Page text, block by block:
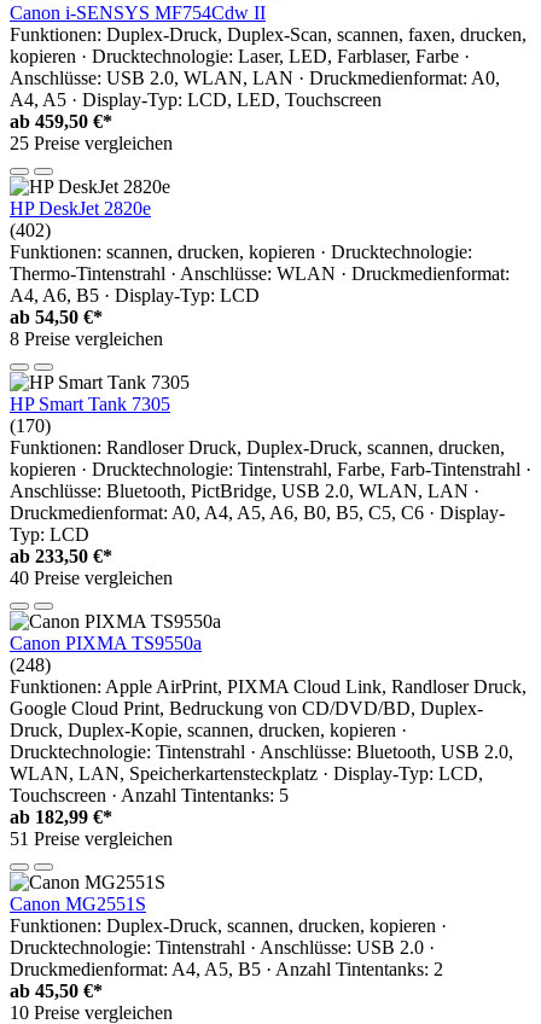
Canon i-SENSYS MF754Cdw II
Funktionen: Duplex-Druck, Duplex-Scan, scannen, faxen, drucken,
kopieren · Drucktechnologie: Laser, LED, Farblaser, Farbe ·
Anschlüsse: USB 2.0, WLAN, LAN · Druckmedienformat: A0,
A4, A5 · Display-Typ: LCD, LED, Touchscreen
ab 459,50 €*
25 Preise vergleichen
HP DeskJet 2820e
(402)
Funktionen: scannen, drucken, kopieren · Drucktechnologie:
Thermo-Tintenstrahl · Anschlüsse: WLAN · Druckmedienformat:
A4, A6, B5 · Display-Typ: LCD
ab 54,50 €*
8 Preise vergleichen
HP Smart Tank 7305
(170)
Funktionen: Randloser Druck, Duplex-Druck, scannen, drucken,
kopieren · Drucktechnologie: Tintenstrahl, Farbe, Farb-Tintenstrahl ·
Anschlüsse: Bluetooth, PictBridge, USB 2.0, WLAN, LAN ·
Druckmedienformat: A0, A4, A5, A6, B0, B5, C5, C6 · Display-
Typ: LCD
ab 233,50 €*
40 Preise vergleichen
Canon PIXMA TS9550a
(248)
Funktionen: Apple AirPrint, PIXMA Cloud Link, Randloser Druck,
Google Cloud Print, Bedruckung von CD/DVD/BD, Duplex-
Druck, Duplex-Kopie, scannen, drucken, kopieren ·
Drucktechnologie: Tintenstrahl · Anschlüsse: Bluetooth, USB 2.0,
WLAN, LAN, Speicherkartensteckplatz · Display-Typ: LCD,
Touchscreen · Anzahl Tintentanks: 5
ab 182,99 €*
51 Preise vergleichen
Canon MG2551S
Funktionen: Duplex-Druck, scannen, drucken, kopieren ·
Drucktechnologie: Tintenstrahl · Anschlüsse: USB 2.0 ·
Druckmedienformat: A4, A5, B5 · Anzahl Tintentanks: 2
ab 45,50 €*
10 Preise vergleichen